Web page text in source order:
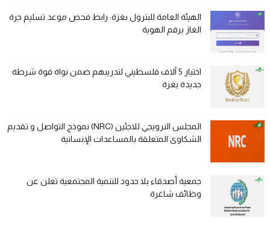
الهيئة العامة للبترول بغزة: رابط فحص موعد تسليم جرة
الغاز برقم الهوية
اختيار 5 آلاف فلسطيني لتدريبهم ضمن نواة قوة شرطة
جديدة بغزة
المجلس النرويجي للاجئين (NRC) نموذج التواصل و تقديم
الشكاوى المتعلقة بالمساعدات الإنسانية
جمعية أصدقاء بلا حدود للتنمية المجتمعية تعلن عن
وظائف شاغرة